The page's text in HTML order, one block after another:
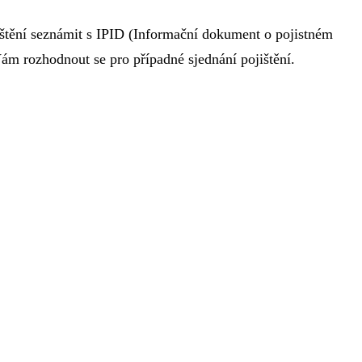
seznámit s IPID (Informační dokument o pojistném
rozhodnout se pro případné sjednání pojištění.